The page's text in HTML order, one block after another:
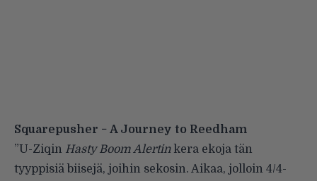
Squarepusher − A Journey to Reedham
”U-Ziqin Hasty Boom Alertinkera ekoja tän
tyyppisiä biisejä, joihin sekosin. Aikaa, jolloin 4/4-